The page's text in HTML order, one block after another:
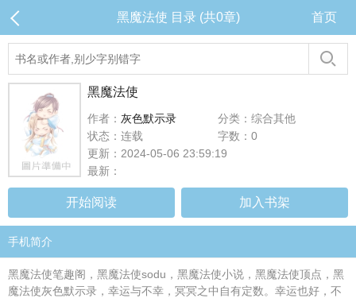
黑魔法使 目录 (共0章) 首页
黑魔法使
作者： 灰色默示录
分类：综合其他
状态：连载
字数：0
更新：2024-05-06 23:59:19
最新：
开始阅读 加入书架
手机简介
黑魔法使笔趣阁，黑魔法使sodu，黑魔法使小说，黑魔法使顶点，黑
魔法使灰色默示录，幸运与不幸，冥冥之中自有定数。幸运也好，不